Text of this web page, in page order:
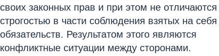
своих законных прав и при этом не отличаются
строгостью в части соблюдения взятых на себя
обязательств. Результатом этого являются
конфликтные ситуации между сторонами.